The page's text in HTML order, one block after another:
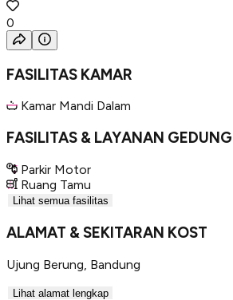
0
FASILITAS KAMAR
Kamar Mandi Dalam
FASILITAS & LAYANAN GEDUNG
Parkir Motor
Ruang Tamu
Lihat semua fasilitas
ALAMAT & SEKITARAN KOST
Ujung Berung Bandung
Lihat alamat lengkap